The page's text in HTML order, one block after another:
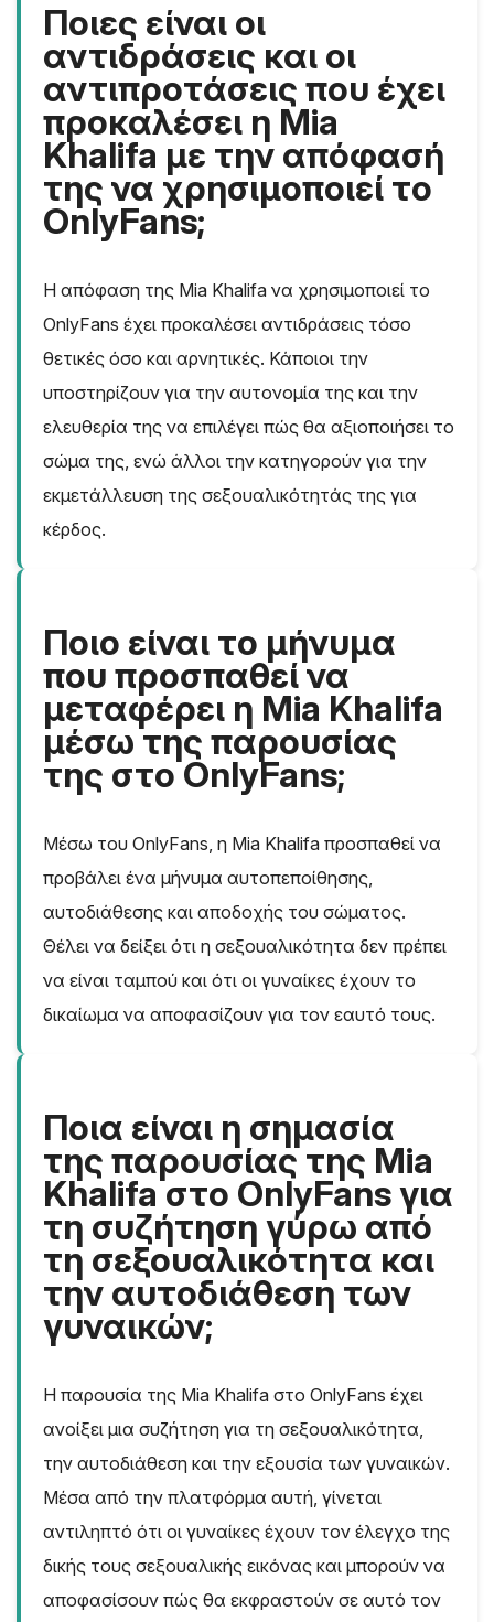
Ποιες είναι οι
αντιδράσεις και οι
αντιπροτάσεις που έχει
προκαλέσει η Mia
Khalifa με την απόφασή
της να χρησιμοποιεί το
OnlyFans;
Η απόφαση της Mia Khalifa να χρησιμοποιεί το
OnlyFans έχει προκαλέσει αντιδράσεις τόσο
θετικές όσο και αρνητικές. Κάποιοι την
υποστηρίζουν για την αυτονομία της και την
ελευθερία της να επιλέγει πώς θα αξιοποιήσει το
σώμα της, ενώ άλλοι την κατηγορούν για την
εκμετάλλευση της σεξουαλικότητάς της για
κέρδος.
Ποιο είναι το μήνυμα
που προσπαθεί να
μεταφέρει η Mia Khalifa
μέσω της παρουσίας
της στο OnlyFans;
Μέσω του OnlyFans, η Mia Khalifa προσπαθεί να
προβάλει ένα μήνυμα αυτοπεποίθησης,
αυτοδιάθεσης και αποδοχής του σώματος.
Θέλει να δείξει ότι η σεξουαλικότητα δεν πρέπει
να είναι ταμπού και ότι οι γυναίκες έχουν το
δικαίωμα να αποφασίζουν για τον εαυτό τους.
Ποια είναι η σημασία
της παρουσίας της Mia
Khalifa στο OnlyFans για
τη συζήτηση γύρω από
τη σεξουαλικότητα και
την αυτοδιάθεση των
γυναικών;
Η παρουσία της Mia Khalifa στο OnlyFans έχει
ανοίξει μια συζήτηση για τη σεξουαλικότητα,
την αυτοδιάθεση και την εξουσία των γυναικών.
Μέσα από την πλατφόρμα αυτή, γίνεται
αντιληπτό ότι οι γυναίκες έχουν τον έλεγχο της
δικής τους σεξουαλικής εικόνας και μπορούν να
αποφασίσουν πώς θα εκφραστούν σε αυτό τον